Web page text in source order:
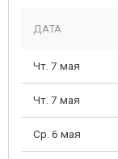
ДАТА
Чт. 7 мая
Чт. 7 мая
Ср. 6 мая